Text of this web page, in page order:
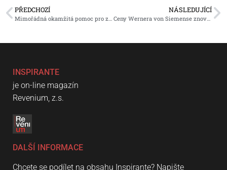
PŘEDCHOZÍ NÁSLEDUJÍCÍ
Ceny Wernera von Siemense znovu vyhlášeny, přihlaste se
INSPIRANTE
je on-line magazín
Revenium, z.s.
DALŠÍ INFORMACE
Chcete se podílet na obsahu Inspirante? Napište